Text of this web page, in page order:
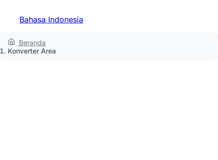
Bahasa Indonesia
Beranda
Konverter Area